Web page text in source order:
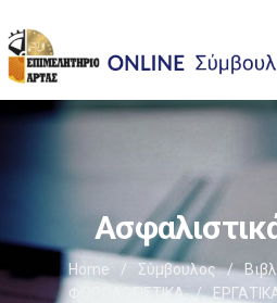
Home / Σύμβουλος /
ΦΟΡΟΛΟΓΙΣΤΙΚΑ
/